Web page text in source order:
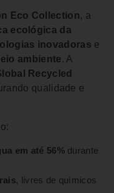
Eco Collection, a
ecológica da
inovadoras e
ambiente . A
Recycled
qualidade e
em até 56%durante
, livres de químicos